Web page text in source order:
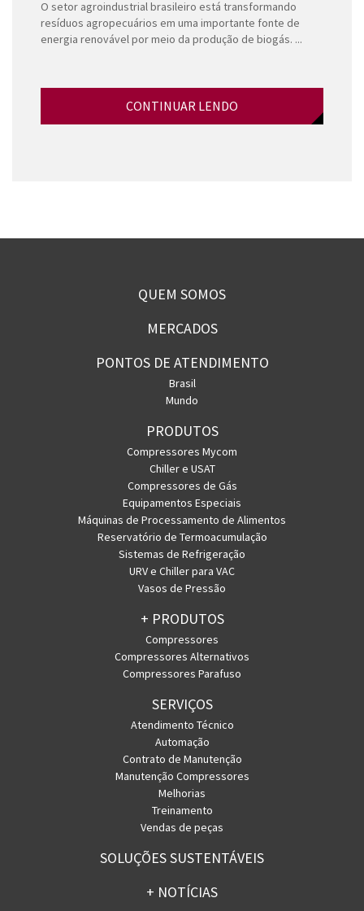
O setor agroindustrial brasileiro está transformando
resíduos agropecuários em uma importante fonte de
energia renovável por meio da produção de biogás. ...
CONTINUAR LENDO
QUEM SOMOS
MERCADOS
PONTOS DE ATENDIMENTO
Brasil
Mundo
PRODUTOS
Compressores Mycom
Chiller e USAT
Compressores de Gás
Equipamentos Especiais
Máquinas de Processamento de Alimentos
Reservatório de Termoacumulação
Sistemas de Refrigeração
URV e Chiller para VAC
Vasos de Pressão
+ PRODUTOS
Compressores
Compressores Alternativos
Compressores Parafuso
SERVIÇOS
Atendimento Técnico
Automação
Contrato de Manutenção
Manutenção Compressores
Melhorias
Treinamento
Vendas de peças
SOLUÇÕES SUSTENTÁVEIS
+ NOTÍCIAS